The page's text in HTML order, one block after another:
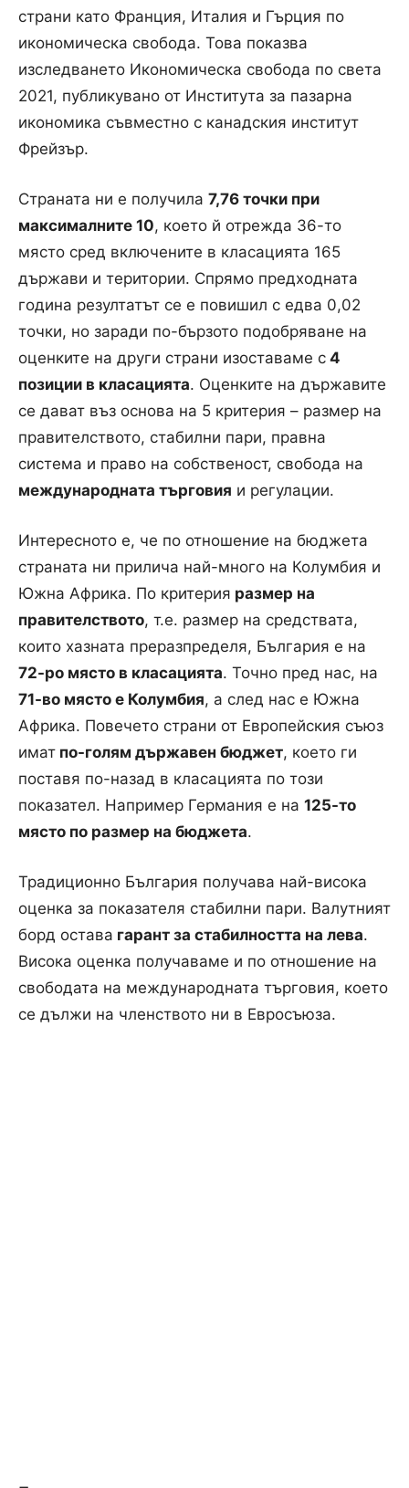
страни като Франция, Италия и Гърция по
икономическа свобода. Това показва
изследването Икономическа свобода по света
2021, публикувано от Института за пазарна
икономика съвместно с канадския институт
Фрейзър.
Страната ни е получила 7,76 точки при
максималните 10, което й отрежда 36-то
място сред включените в класацията 165
държави и територии. Спрямо предходната
година резултатът се е повишил с едва 0,02
точки, но заради по-бързото подобряване на
оценките на други страни изоставаме с 4
позиции в класацията. Оценките на държавите
се дават въз основа на 5 критерия – размер на
правителството, стабилни пари, правна
система и право на собственост, свобода на
международната търговия и регулации.
Интересното е, че по отношение на бюджета
страната ни прилича най-много на Колумбия и
Южна Африка. По критерия размер на
правителството, т.е. размер на средствата,
които хазната преразпределя, България е на
72-ро място в класацията. Точно пред нас, на
71-во място е Колумбия, а след нас е Южна
Африка. Повечето страни от Европейския съюз
имат по-голям държавен бюджет, което ги
поставя по-назад в класацията по този
показател. Например Германия е на 125-то
място по размер на бюджета.
Традиционно България получава най-висока
оценка за показателя стабилни пари. Валутният
борд остава гарант за стабилността на лева.
Висока оценка получаваме и по отношение на
свободата на международната търговия, което
се дължи на членството ни в Евросъюза.